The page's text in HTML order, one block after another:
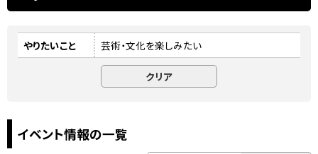
やりたいこと 芸術・文化を楽しみたい
イベント情報の一覧